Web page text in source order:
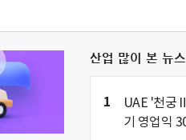
산업 많이 본 뉴스